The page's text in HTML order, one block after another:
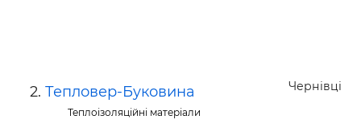
Чернівці
Тепловер-Буковина
Теплоізоляційні матеріали